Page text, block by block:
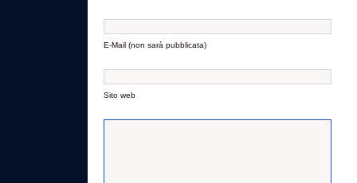
E-Mail (non sarà pubblicata)
Sito web